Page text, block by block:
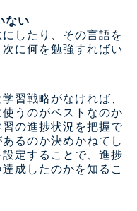
ない
したり、その言語を
に何を勉強すればい
習戦略がなければ、
うのがベストなのか
の進捗状況を把握で
るのか決めかねてし
定することで、進捗
成したのかを知るこ